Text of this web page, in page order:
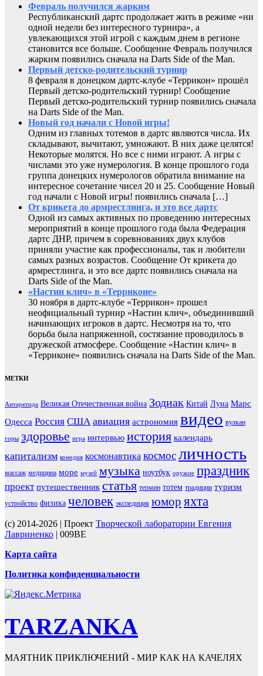
Февраль получился жарким
Республиканский дартс продолжает жить в режиме «ни
одной недели без интересного турнира», а
увлекающихся этой игрой с каждым днем в регионе
становится все больше. Сообщение Февраль получился
жарким появились сначала на Darts Side of the Man.
Первый детско-родительский турнир
8 февраля в донецком дартс-клубе «Террикон» прошёл
Первый детско-родительский турнир! Сообщение
Первый детско-родительский турнир появились сначала
на Darts Side of the Man.
Новый год начали с Новой игры!
Одним из главных тотемов в дартс являются числа. Их
складывают, вычитают, умножают. В них даже целятся!
Некоторые молятся. Но все с ними играют. А игры с
числами это уже нумерология. В конце прошлого года
группа донецких нумерологов обратила внимание на
интересное сочетание чисел 20 и 25. Сообщение Новый
год начали с Новой игры! появились сначала […]
От крикета до армрестлинга, и это все дартс
Одной из самых активных по проведению интересных
мероприятий в конце прошлого года была Федерация
дартс ДНР, причем в соревнованиях двух клубов
приняли участие как профессионалы, так и любители
самых разных возрастов. Сообщение От крикета до
армрестлинга, и это все дартс появились сначала на
Darts Side of the Man.
«Настин клич» в «Терриконе»
30 ноября в дартс-клубе «Террикон» прошел
неофициальный турнир «Настин клич», объединивший
начинающих игроков в дартс. Несмотря на то, что
борьба была напряженной, состязание проводилось в
дружеской атмосфере. Сообщение «Настин клич» в
«Терриконе» появились сначала на Darts Side of the Man.
МЕТКИ
Антарктида Великая Отечественная война Зодиак Китай Луна Марс
Одесса Россия США авиация астрономия видео вулкан
горы здоровье игра интервью история календарь
капитализм комедия космонавтика космосличность
массаж медицина море музей музыка ноутбук оружие праздник
проект путешественник статья термин тотем традиции туризм
устройство физика человек экспедиция юмор яхта
(c) 2014-2026 | Проект Творческой лаборатории Евгения
Лавриненко | 009BE
Карта сайта
Политика конфиденциальности
TARZANKA
МАЯТНИК ПРИКЛЮЧЕНИЙ - МИР КАК НА КАЧЕЛЯХ